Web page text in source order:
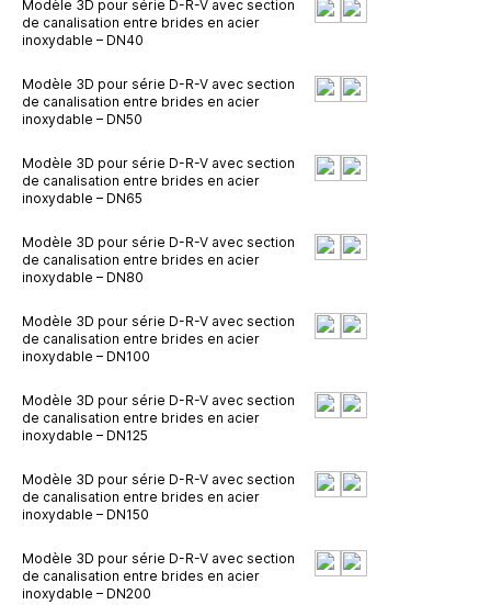
Modèle 3D pour série D-R-V avec section
de canalisation entre brides en acier
inoxydable – DN40
Modèle 3D pour série D-R-V avec section
de canalisation entre brides en acier
inoxydable – DN50
Modèle 3D pour série D-R-V avec section
de canalisation entre brides en acier
inoxydable – DN65
Modèle 3D pour série D-R-V avec section
de canalisation entre brides en acier
inoxydable – DN80
Modèle 3D pour série D-R-V avec section
de canalisation entre brides en acier
inoxydable – DN100
Modèle 3D pour série D-R-V avec section
de canalisation entre brides en acier
inoxydable – DN125
Modèle 3D pour série D-R-V avec section
de canalisation entre brides en acier
inoxydable – DN150
Modèle 3D pour série D-R-V avec section
de canalisation entre brides en acier
inoxydable – DN200